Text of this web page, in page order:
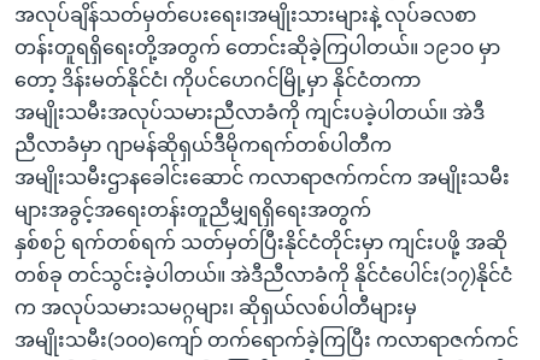
အလုပ်ချိန်သတ်မှတ်ပေးရေး၊အမျိုးသားများနဲ့ လုပ်ခလစာ
တန်းတူရရှိရေးတို့အတွက် တောင်းဆိုခဲ့ကြပါတယ်။ ၁၉၁၀ မှာ
တော့ ဒိန်းမတ်နိုင်ငံ၊ ကိုပင်ဟေဂင်မြို့မှာ နိုင်ငံတကာ
အမျိုးသမီးအလုပ်သမားညီလာခံကို ကျင်းပခဲ့ပါတယ်။ အဲဒီ
ညီလာခံမှာ ဂျာမန်ဆိုရှယ်ဒီမိုကရက်တစ်ပါတီက
အမျိုးသမီးဌာနခေါင်းဆောင် ကလာရာဇက်ကင်က အမျိုးသမီး
များအခွင့်အရေးတန်းတူညီမျှရရှိရေးအတွက်
နှစ်စဉ် ရက်တစ်ရက် သတ်မှတ်ပြီးနိုင်ငံတိုင်းမှာ ကျင်းပဖို့ အဆို
တစ်ခု တင်သွင်းခဲ့ပါတယ်။ အဲဒီညီလာခံကို နိုင်ငံပေါင်း(၁၇)နိုင်ငံ
က အလုပ်သမားသမဂ္ဂများ၊ ဆိုရှယ်လစ်ပါတီများမှ
အမျိုးသမီး(၁၀၀)ကျော် တက်ရောက်ခဲ့ကြပြီး ကလာရာဇက်ကင်